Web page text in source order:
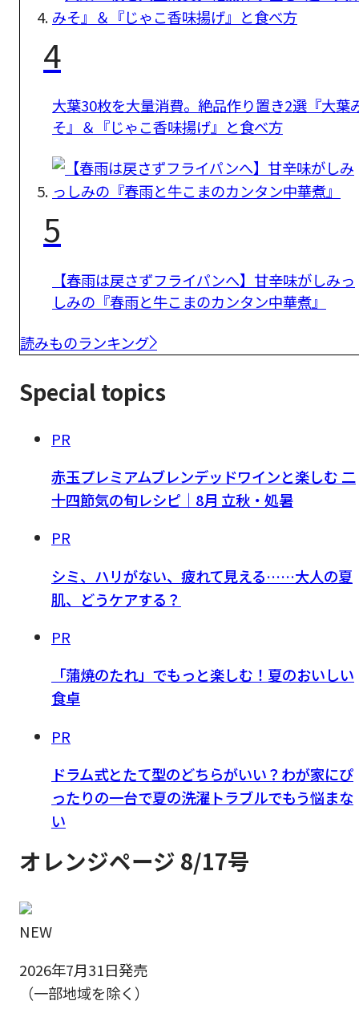
4
大葉30枚を大量消費。絶品作り置き2選『大葉
そ』＆『じゃこ香味揚げ』と食べ方
5
【春雨は戻さずフライパンへ】甘辛味がしみっ
しみの『春雨と牛こまのカンタン中華煮』
読みものランキング
Special topics
PR
赤玉プレミアムブレンデッドワインと楽しむ 二
十四節気の旬レシピ｜8月 立秋・処暑
PR
シミ、ハリがない、疲れて見える……大人の夏
肌、どうケアする？
PR
「蒲焼のたれ」でもっと楽しむ！夏のおいしい
食卓
PR
ドラム式とたて型のどちらがいい？わが家にぴ
ったりの一台で夏の洗濯トラブルでもう悩まな
い
オレンジページ 8/17号
NEW
2026年7月31日発売
（一部地域を除く）